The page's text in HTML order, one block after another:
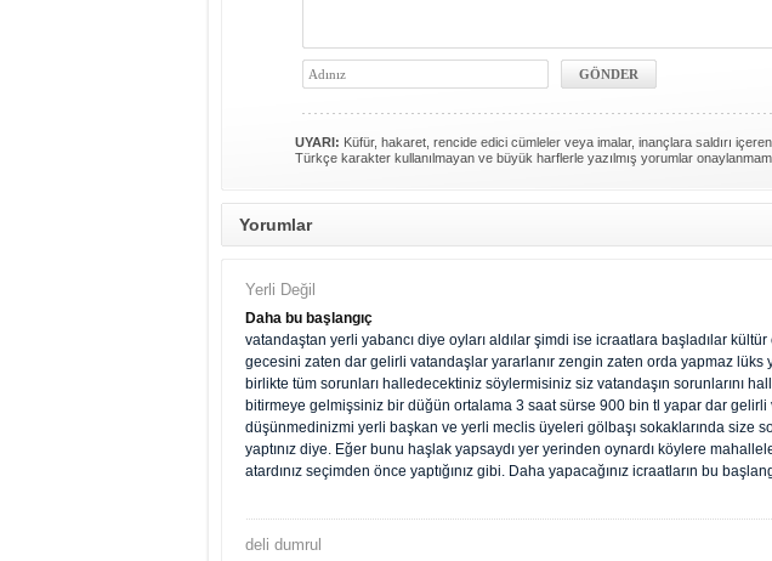
UYARI: Küfür, hakaret, rencide edici cümleler veya imalar, inançlara saldırı
Türkçe karakter kullanılmayan ve büyük harflerle yazılmış yorumlar
Yorumlar
Yerli Değil
Daha bu başlangıç
vatandaştan yerli yabancı diye oyları aldılar şimdi ise icraatlara başladılar
gecesini zaten dar gelirli vatandaşlar yararlanır zengin zaten orda yapmaz
birlikte tüm sorunları halledecektiniz söylermisiniz siz vatandaşın sorunlarını
bitirmeye gelmişsiniz bir düğün ortalama 3 saat sürse 900 bin tl yapar dar
düşünmedinizmi yerli başkan ve yerli meclis üyeleri gölbaşı sokaklarında size
yaptınız diye. Eğer bunu haşlak yapsaydı yer yerinden oynardı köylere
atardınız seçimden önce yaptığınız gibi. Daha yapacağınız icraatların bu
deli dumrul